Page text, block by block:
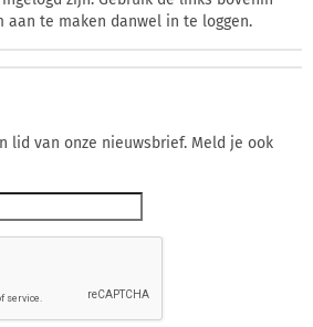
aan te maken danwel in te loggen.
lid van onze nieuwsbrief. Meld je ook